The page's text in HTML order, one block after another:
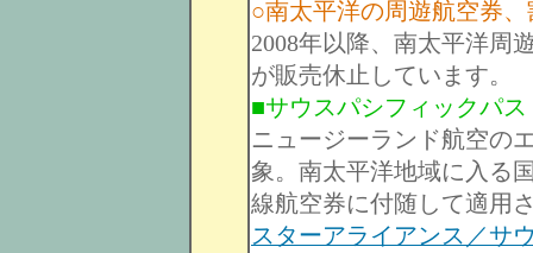
○南太平洋の周遊航空券
2008年以降、南太平洋周
が販売休止しています。
■サウスパシフィックパス
ニュージーランド航空の
象。南太平洋地域に入る
線航空券に付随して適用
スターアライアンス／サ